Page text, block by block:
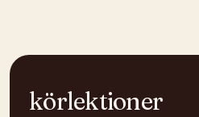
körlektioner